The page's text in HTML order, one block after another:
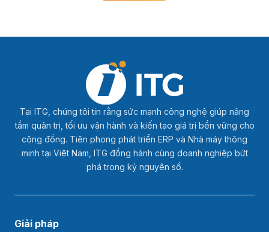
Tại ITG, chúng tôi tin rằng sức mạnh công nghệ giúp nâng
tầm quản trị, tối ưu vận hành và kiến tạo giá trị bền vững cho
cộng đồng. Tiên phong phát triển ERP và Nhà máy thông
minh tại Việt Nam, ITG đồng hành cùng doanh nghiệp bứt
phá trong kỷ nguyên số.
Giải pháp